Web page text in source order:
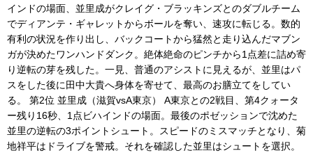
インドの場面、並里成がクレイグ・ブラッキンズとのダブルチーム
でディアンテ・ギャレットからボールを奪い、速攻に転じる。数的
有利の状況を作り出し、バックコートから猛然と走り込んだマブン
ガが決めたワンハンドダンク。絶体絶命のピンチから1点差に詰め寄
り逆転の芽を残した。一見、普通のアシストに見えるが、並里はパ
スをした後に田中大貴へ身体を寄せて、最高のお膳立てをしてい
る。 第2位 並里成（滋賀vsA東京） A東京との2戦目、第4クォータ
ー残り16秒、1点ビハインドの場面。最後のポゼッションで沈めた
並里の逆転の3ポイントシュート。スピードのミスマッチとなり、菊
地祥平はドライブを警戒。それを確認した並里はシュートを選択。